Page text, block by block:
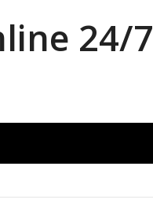
24/7